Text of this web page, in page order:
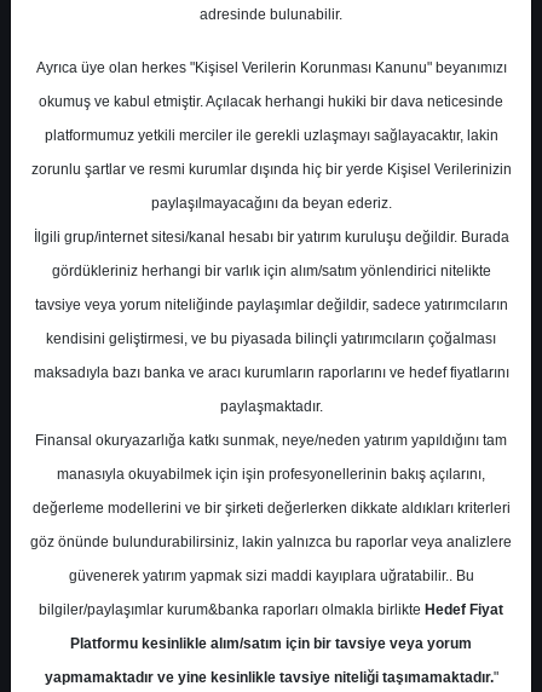
TAV 3.Çeyrek Finansal Sonuç
Değerlendirmesi
S.No Dosya Adı İndir
1
trive-yatirim-tavhl-bilanco-
analizi-5958223
İlgili
Dosyayı
adresinde bulunabilir.
Ayrıca üye olan herkes "Kişisel Verilerin Korunması Kanunu" beyanımızı
okumuş ve kabul etmiştir. Açılacak herhangi hukiki bir dava neticesinde
platformumuz yetkili merciler ile gerekli uzlaşmayı sağlayacaktır, lakin
zorunlu şartlar ve resmi kurumlar dışında hiç bir yerde Kişisel Verilerinizin
paylaşılmayacağını da beyan ederiz.
İlgili grup/internet sitesi/kanal hesabı bir yatırım kuruluşu değildir. Burada
gördükleriniz herhangi bir varlık için alım/satım yönlendirici nitelikte
tavsiye veya yorum niteliğinde paylaşımlar değildir, sadece yatırımcıların
kendisini geliştirmesi, ve bu piyasada bilinçli yatırımcıların çoğalması
maksadıyla bazı banka ve aracı kurumların raporlarını ve hedef fiyatlarını
paylaşmaktadır.
Finansal okuryazarlığa katkı sunmak, neye/neden yatırım yapıldığını tam
manasıyla okuyabilmek için işin profesyonellerinin bakış açılarını,
değerleme modellerini ve bir şirketi değerlerken dikkate aldıkları kriterleri
göz önünde bulundurabilirsiniz, lakin yalnızca bu raporlar veya analizlere
güvenerek yatırım yapmak sizi maddi kayıplara uğratabilir.. Bu
bilgiler/paylaşımlar kurum&banka raporları olmakla birlikte Hedef Fiyat
Platformu kesinlikle alım/satım için bir tavsiye veya yorum
yapmamaktadır ve yine kesinlikle tavsiye niteliği taşımamaktadır."